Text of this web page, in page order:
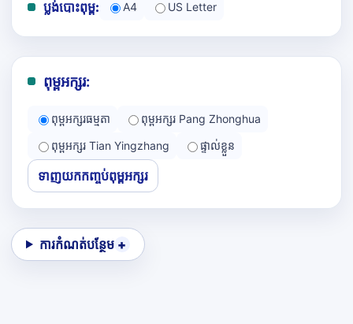
ប្លង់បោះពុម្ព: A4 US Letter
ពុម្ពអក្សរ:
ពុម្ពអក្សរធម្មតា
ពុម្ពអក្សរ Pang Zhonghua
ពុម្ពអក្សរ Tian Yingzhang
ផ្ទាល់ខ្លួន
ទាញយកកញ្ចប់ពុម្ពអក្សរ
ការកំណត់បន្ថែម